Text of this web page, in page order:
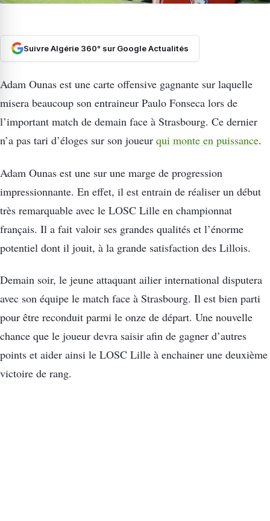
Suivre Algérie 360° sur Google Actualités
Adam Ounas est une carte offensive gagnante sur laquelle
misera beaucoup son entraineur Paulo Fonseca lors de
l’important match de demain face à Strasbourg. Ce dernier
n’a pas tari d’éloges sur son joueur qui monte en puissance.
Adam Ounas est une sur une marge de progression
impressionnante. En effet, il est entrain de réaliser un début
très remarquable avec le LOSC Lille en championnat
français. Il a fait valoir ses grandes qualités et l’énorme
potentiel dont il jouit, à la grande satisfaction des Lillois.
Demain soir, le jeune attaquant ailier international disputera
avec son équipe le match face à Strasbourg. Il est bien parti
pour être reconduit parmi le onze de départ. Une nouvelle
chance que le joueur devra saisir afin de gagner d’autres
points et aider ainsi le LOSC Lille à enchainer une deuxième
victoire de rang.